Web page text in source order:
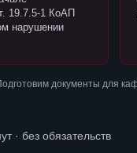
19.7.5-1 КоАП
нарушении
документы для
· без обязательств